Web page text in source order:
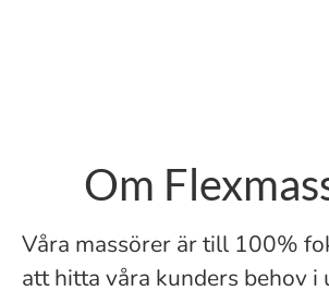
Om
Våra massörer är till 100%
att hitta våra kunders behov i